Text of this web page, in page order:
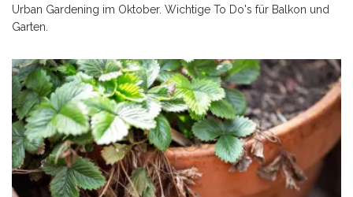
Urban Gardening im Oktober. Wichtige To Do's für Balkon und
Garten.